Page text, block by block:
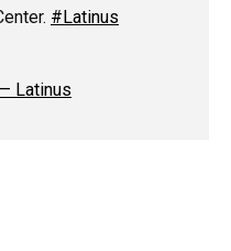
#Latinus
Latinus